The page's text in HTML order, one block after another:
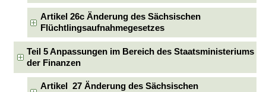
Artikel 26c Änderung des Sächsischen
Flüchtlingsaufnahmegesetzes
Teil 5 Anpassungen im Bereich des Staatsministeriums
der Finanzen
Artikel 27 Änderung des Sächsischen